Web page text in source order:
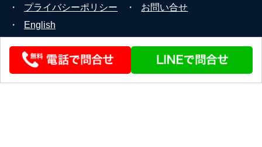
・
プライバシーポリシー ・
お問い合せ
・
English
© 2026 STEERLINK Co.,Ltd